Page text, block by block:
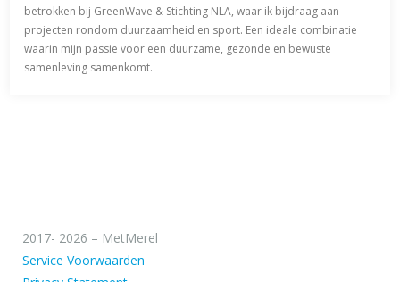
betrokken bij GreenWave & Stichting NLA, waar ik bijdraag aan
projecten rondom duurzaamheid en sport. Een ideale combinatie
waarin mijn passie voor een duurzame, gezonde en bewuste
samenleving samenkomt.
2017- 2026 – MetMerel
Service Voorwaarden